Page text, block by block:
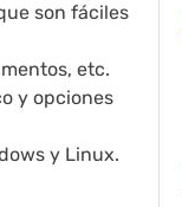
son fáciles
etc.
y opciones
y Linux.